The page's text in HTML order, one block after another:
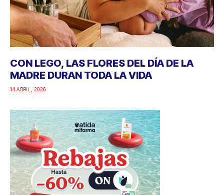
CON LEGO, LAS FLORES DEL DÍA DE LA
MADRE DURAN TODA LA VIDA
14 ABRIL, 2026